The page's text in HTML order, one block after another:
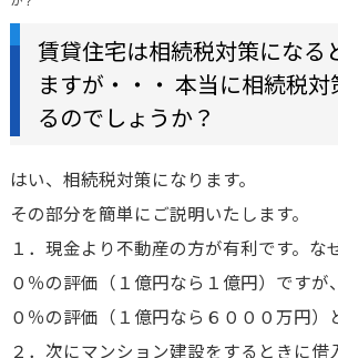
賃貸住宅は相続税対策になる
ますが・・・ 本当に相続税対
るのでしょうか？
はい、相続税対策になります。
その部分を簡単にご説明いたします。
１．現金より不動産の方が有利です。な
０％の評価（１億円なら１億円）ですが
０％の評価（１億円なら６０００万円）
２．次にマンション建設をするときに借